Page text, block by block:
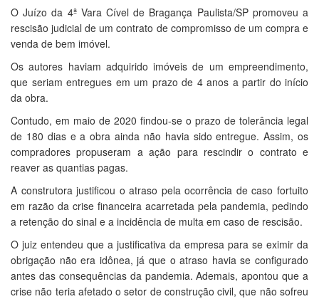
O Juízo da 4ª Vara Cível de Bragança Paulista/SP promoveu a
rescisão judicial de um contrato de compromisso de um compra e
venda de bem imóvel.
Os autores haviam adquirido imóveis de um empreendimento,
que seriam entregues em um prazo de 4 anos a partir do início
da obra.
Contudo, em maio de 2020 findou-se o prazo de tolerância legal
de 180 dias e a obra ainda não havia sido entregue. Assim, os
compradores propuseram a ação para rescindir o contrato e
reaver as quantias pagas.
A construtora justificou o atraso pela ocorrência de caso fortuito
em razão da crise financeira acarretada pela pandemia, pedindo
a retenção do sinal e a incidência de multa em caso de rescisão.
O juiz entendeu que a justificativa da empresa para se eximir da
obrigação não era idônea, já que o atraso havia se configurado
antes das consequências da pandemia. Ademais, apontou que a
crise não teria afetado o setor de construção civil, que não sofreu